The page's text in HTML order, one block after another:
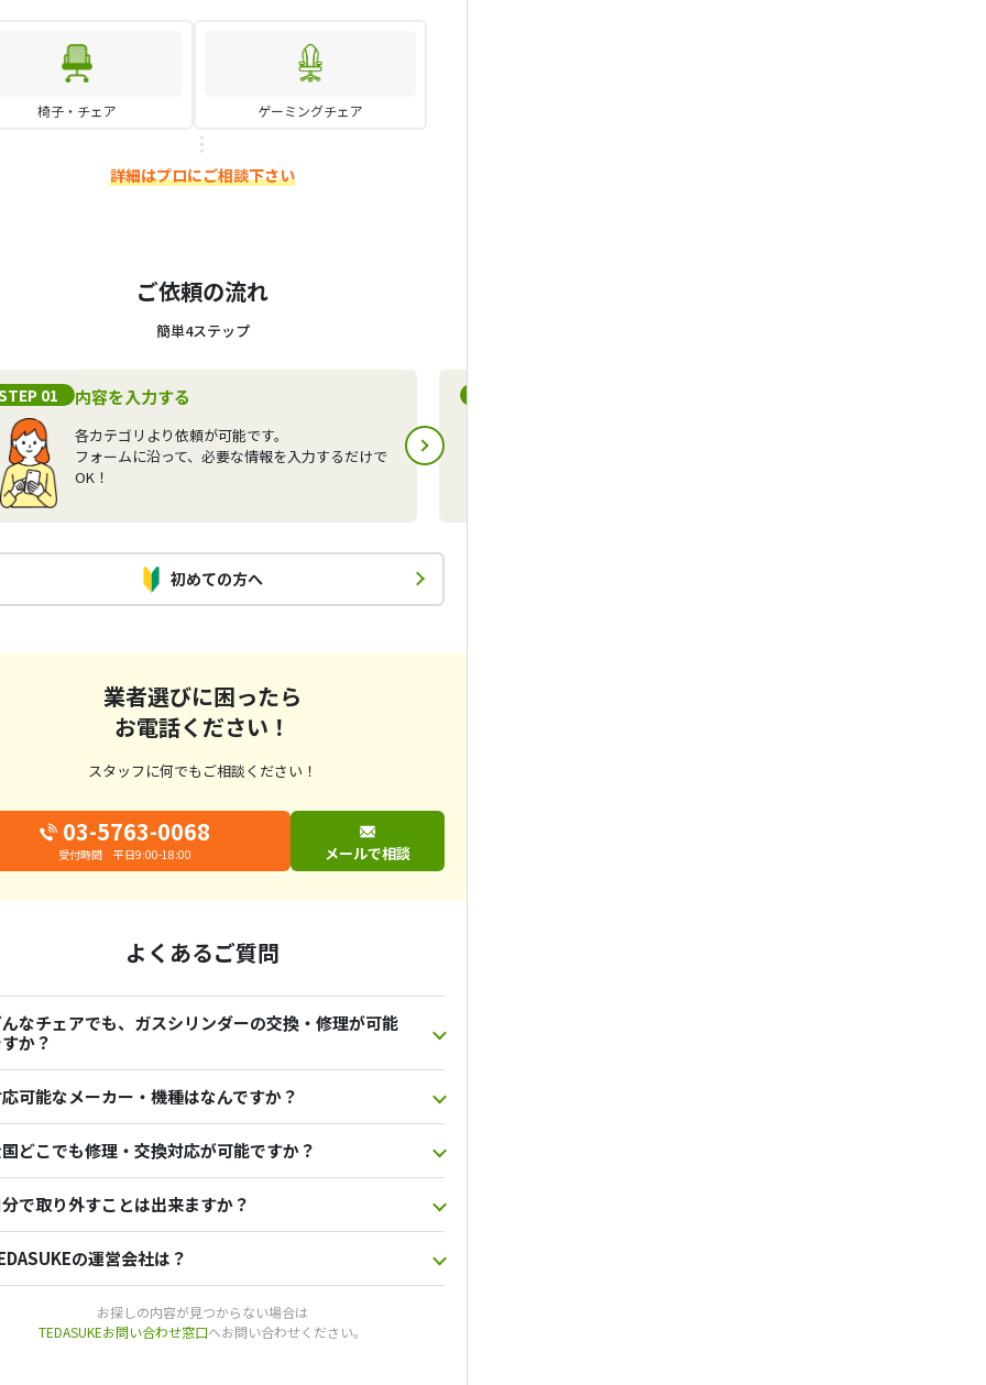
椅子・チェア ゲーミングチェア
詳細はプロにご相談下さい
ご依頼の流れ
簡単4ステップ
01 内容を入力する
各カテゴリより依頼が可能です。
フォームに沿って、必要な情報を入力するだけで
OK！
初めての方へ
業者選びに困ったら
お電話ください！
スタッフに何でもご相談ください！
03-5763-0068
受付時間 平日9:00-18:00 メールで相談
よくあるご質問
なチェアでも、ガスシリンダーの交換・修理が可能
か？
可能なメーカー・機種はなんですか？
どこでも修理・交換対応が可能ですか？
で取り外すことは出来ますか？
の運営会社は？
お探しの内容が見つからない場合は
TEDASUKEお問い合わせ窓口へお問い合わせください。